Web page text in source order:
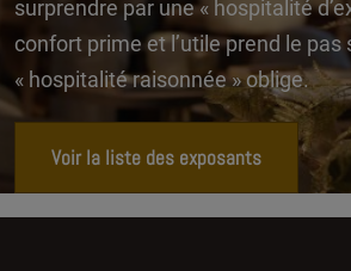
surprendre par une « hospitalité
confort prime et l’utile prend le pas
« hospitalité raisonnée » oblige.
Voir la liste des exposants